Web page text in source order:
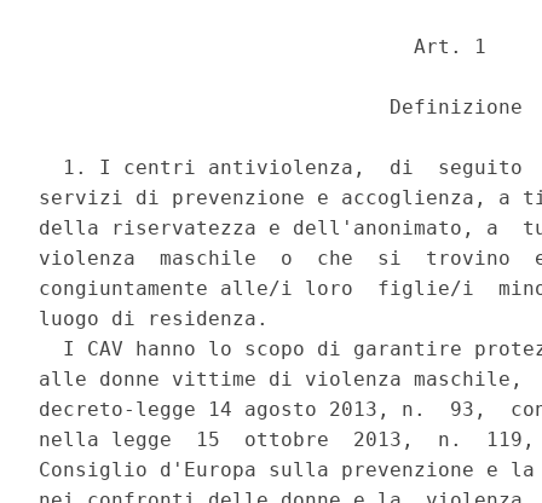
                               Art. 1
                             Definizione
1. I centri antiviolenza,  di  seguito
servizi di prevenzione e accoglienza,
della riservatezza e dell'anonimato, a
violenza  maschile  o  che  si  trovino
congiuntamente alle/i loro  figlie/i
luogo di residenza.
I CAV hanno lo scopo di garantire
alle donne vittime di violenza maschile,
decreto-legge 14 agosto 2013, n.  93,
nella legge  15  ottobre  2013,  n.  119,
Consiglio d'Europa sulla prevenzione e